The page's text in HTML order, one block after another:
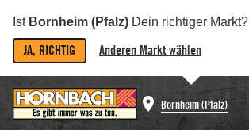
Ist Bornheim (Pfalz) Dein richtiger Markt?
JA, RICHTIG Anderen Markt wählen
Bornheim (Pfalz)